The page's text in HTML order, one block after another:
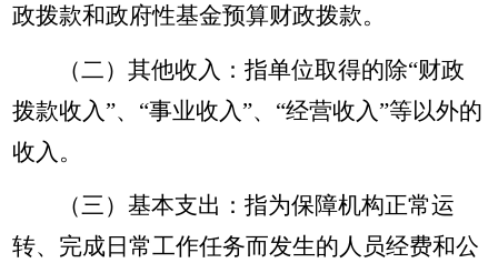
政拨款和政府性基金预算财政拨款。
（二）其他收入：指单位取得的除“财政
拨款收入”、“事业收入”、“经营收入”等以外的
收入。
（三）基本支出：指为保障机构正常运
转、完成日常工作任务而发生的人员经费和公